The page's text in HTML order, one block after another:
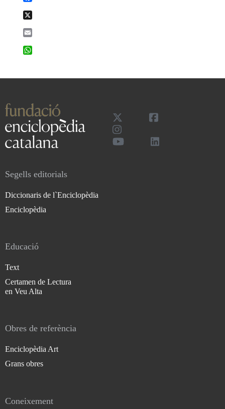
Segells editorials
Diccionaris de l`Enciclopèdia
Enciclopèdia
Educació
Text
Certamen de Lectura
en Veu Alta
Obres de referència
Enciclopèdia Art
Grans obres
Coneixement